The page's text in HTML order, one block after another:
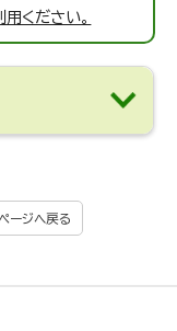
ください。
ページへ戻る